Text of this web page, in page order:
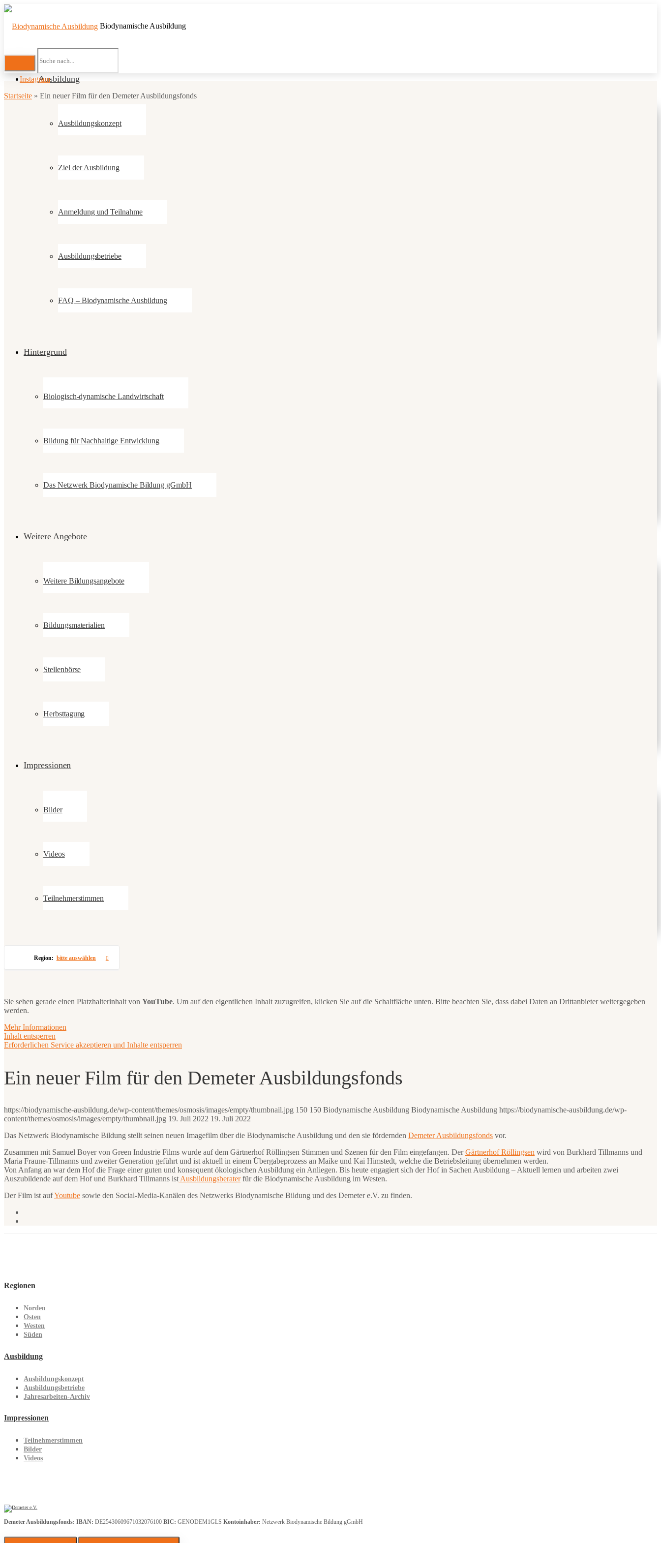
Biodynamische Ausbildung
Ausbildung
Ausbildungskonzept
Ziel der Ausbildung
Anmeldung und Teilnahme
Ausbildungsbetriebe
FAQ – Biodynamische Ausbildung
Hintergrund
Biologisch-dynamische Landwirtschaft
Bildung für Nachhaltige Entwicklung
Das Netzwerk Biodynamische Bildung gGmbH
Weitere Angebote
Weitere Bildungsangebote
Bildungsmaterialien
Stellenbörse
Herbsttagung
Impressionen
Bilder
Videos
Teilnehmerstimmen
Region: bitte auswählen
Instagram
Startseite » Ein neuer Film für den Demeter Ausbildungsfonds
Sie sehen gerade einen Platzhalterinhalt von YouTube. Um auf den eigentlichen Inhalt zuzugreifen, klicken Sie auf die Schaltfläche unten. Bitte beachten Sie, dass dabei Daten an Drittanbieter weitergegeben
werden.
Mehr Informationen
Inhalt entsperren
Erforderlichen Service akzeptieren und Inhalte entsperren
Ein neuer Film für den Demeter Ausbildungsfonds
https://biodynamische-ausbildung.de/wp-content/themes/osmosis/images/empty/thumbnail.jpg 150 150 Biodynamische Ausbildung Biodynamische Ausbildung https://biodynamische-ausbildung.de/wp-
content/themes/osmosis/images/empty/thumbnail.jpg 19. Juli 2022 19. Juli 2022
Das Netzwerk Biodynamische Bildung stellt seinen neuen Imagefilm über die Biodynamische Ausbildung und den sie fördernden Demeter Ausbildungsfonds vor.
Zusammen mit Samuel Boyer von Green Industrie Films wurde auf dem Gärtnerhof Röllingsen Stimmen und Szenen für den Film eingefangen. DerGärtnerhof Röllingsen wird von Burkhard Tillmanns und
Maria Fraune-Tillmanns und zweiter Generation geführt und ist aktuell in einem Übergabeprozess an Maike und Kai Himstedt, welche die Betriebsleitung übernehmen werden.
Von Anfang an war dem Hof die Frage einer guten und konsequent ökologischen Ausbildung ein Anliegen. Bis heute engagiert sich der Hof in Sachen Ausbildung – Aktuell lernen und arbeiten zwei
Auszubildende auf dem Hof und Burkhard Tillmanns ist Ausbildungsberaterfür die Biodynamische Ausbildung im Westen.
Der Film ist aufYoutube sowie den Social-Media-Kanälen des Netzwerks Biodynamische Bildung und des Demeter e.V. zu finden.
Regionen
Norden
Osten
Westen
Süden
Ausbildung
Ausbildungskonzept
Ausbildungsbetriebe
Jahresarbeiten-Archiv
Impressionen
Teilnehmerstimmen
Bilder
Videos
Demeter Ausbildungsfonds: IBAN: DE25430609671032076100 BIC: GENODEM1GLS Kontoinhaber: Netzwerk Biodynamische Bildung gGmbH